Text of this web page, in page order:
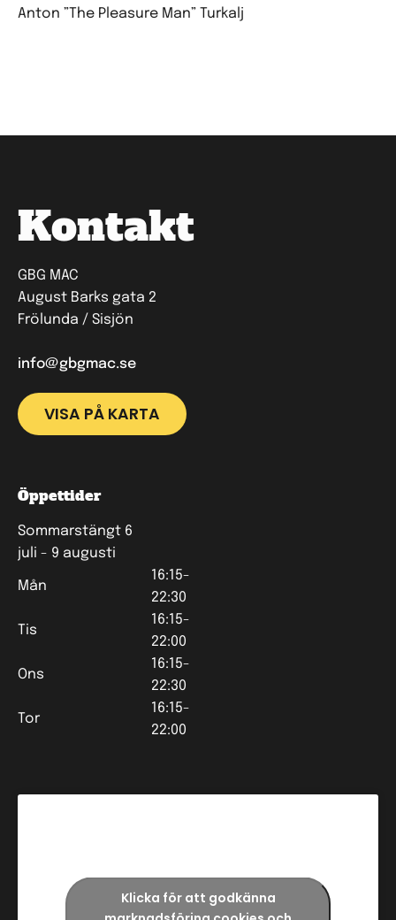
Anton ”The Pleasure Man” Turkalj
Kontakt
GBG MAC
August Barks gata 2
Frölunda / Sisjön
info@gbgmac.se
VISA PÅ KARTA
Öppettider
Sommarstängt 6
juli - 9 augusti
Mån
16:15-
22:30
Tis
16:15-
22:00
Ons
16:15-
22:30
Tor
16:15-
22:00
Klicka för att godkänna